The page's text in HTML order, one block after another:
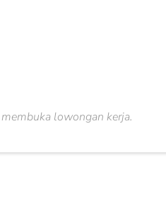
lowongan kerja.